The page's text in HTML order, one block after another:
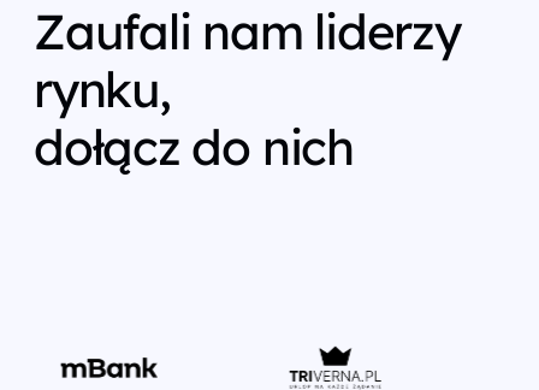
Zaufali nam liderzy
rynku,
dołącz do nich